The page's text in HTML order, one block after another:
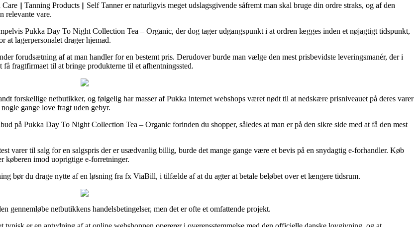
|| Tanning Products || Self Tanner er naturligvis meget udslagsgivende såfremt man skal bruge din ordre straks, og af den
relevante vare.
Pukka Day To Night Collection Tea – Organic, der dog tager udgangspunkt i at ordren lægges inden et nøjagtigt tidspunkt,
at lagerpersonalet drager hjemad.
forudsætning af at man handler for en bestemt pris. Derudover burde man vælge den mest prisbevidste leveringsmanér, der i
fragtfirmaet til at bringe produkterne til et afhentningssted.
forskellige netbutikker, og følgelig har masser af Pukka internet webshops været nødt til at nedskære prisniveauet på deres varer
gange love fragt uden gebyr.
på Pukka Day To Night Collection Tea – Organic forinden du shopper, således at man er på den sikre side med at få den mest
varer til salg for en salgspris der er usædvanlig billig, burde det mange gange være et bevis på en snydagtig e-forhandler. Køb
køberen imod uoprigtige e-forretninger.
bør du drage nytte af en løsning fra fx ViaBill, i tilfælde af at du agter at betale beløbet over et længere tidsrum.
gennemløbe netbutikkens handelsbetingelser, men det er ofte et omfattende projekt.